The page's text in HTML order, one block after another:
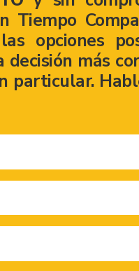
Tiempo
opciones
más
particular.